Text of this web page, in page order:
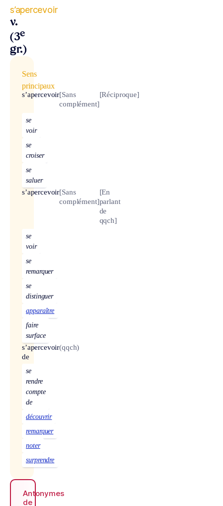
s’apercevoir
v.
(3e
gr.)
Sens
principaux
s’apercevoir[Sans
complément]
[Réciproque]
se
voir
se
croiser
se
saluer
s’apercevoir[Sans
complément]
[En
parlant
de
qqch]
se
voir
se
remarquer
se
distinguer
apparaître
faire
surface
s’apercevoir
de
(qqch)
se
rendre
compte
de
découvrir
remarquer
noter
surprendre
Antonymes
de